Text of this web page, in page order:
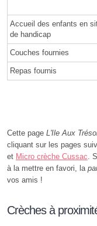
Accueil des enfants en
de handicap
Couches fournies
Repas fournis
Cette page L'Ile Aux
cliquant sur les pages
et Micro crèche Cussac .
à la mettre en favori, la
vos amis !
Crèches à